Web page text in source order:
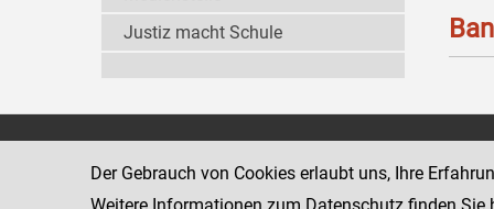
Justiz macht Schule
Zivilrechtssachen Graz
Marburger
Der Gebrauch von Cookies erlaubt uns, Ihre